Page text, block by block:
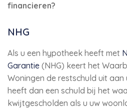
financieren?
NHG
Als u een hypotheek heeft met
Garantie (NHG) keert het
Woningen de restschuld uit aan
heeft dan een schuld bij het
kwijtgescholden als u uw